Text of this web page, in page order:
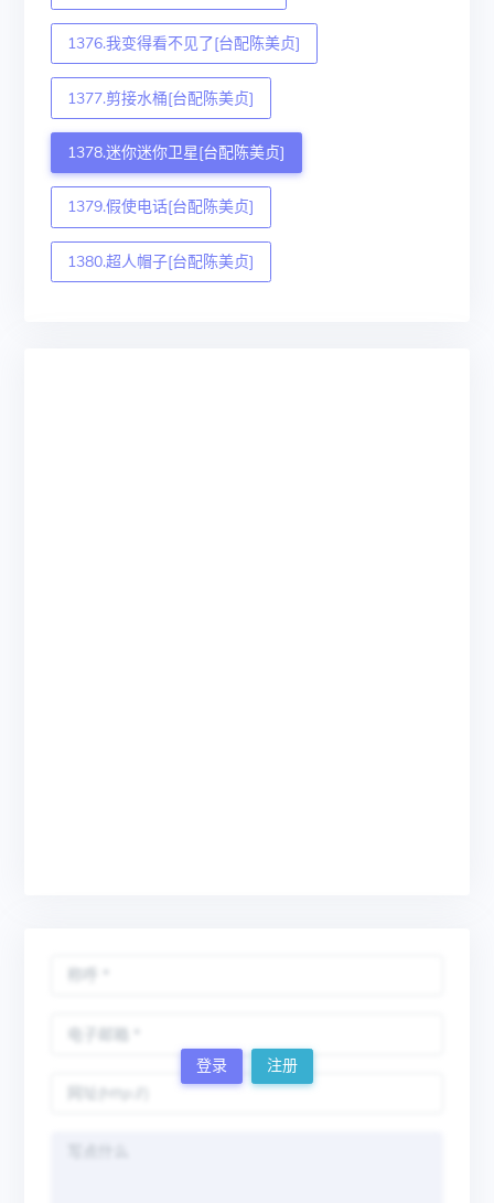
1376.我变得看不见了[台配陈美贞]
1377.剪接水桶[台配陈美贞]
1378.迷你迷你卫星[台配陈美贞]
1379.假使电话[台配陈美贞]
1380.超人帽子[台配陈美贞]
登录 注册